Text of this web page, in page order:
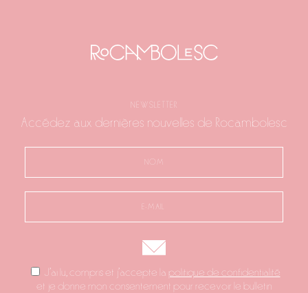
NEWSLETTER
Accédez aux dernières nouvelles de Rocambolesc
J'ai lu, compris et j'accepte la politique de confidentialité
et je donne mon consentement pour recevoir le bulletin